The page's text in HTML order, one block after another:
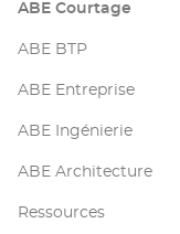
ABE Courtage
ABE BTP
ABE Entreprise
ABE Ingénierie
ABE Architecture
Ressources